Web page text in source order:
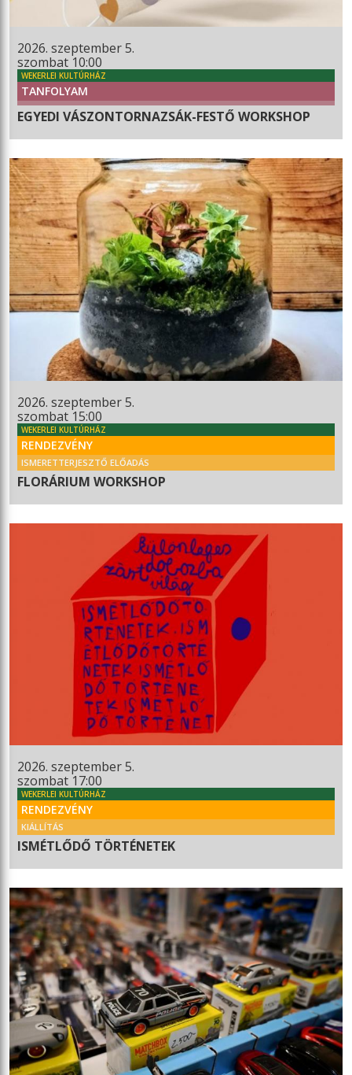
2026. szeptember 5.
szombat 10:00
WEKERLEI KULTÚRHÁZ
TANFOLYAM
EGYEDI VÁSZONTORNAZSÁK-FESTŐ WORKSHOP
2026. szeptember 5.
szombat 15:00
WEKERLEI KULTÚRHÁZ
RENDEZVÉNY
ISMERETTERJESZTŐ ELŐADÁS
FLORÁRIUM WORKSHOP
2026. szeptember 5.
szombat 17:00
WEKERLEI KULTÚRHÁZ
RENDEZVÉNY
KIÁLLÍTÁS
ISMÉTLŐDŐ TÖRTÉNETEK